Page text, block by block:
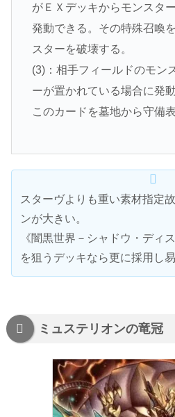
がＥＸデッキからモンスタ
発動できる。その特殊召喚
スターを破壊する。
(3)：相手フィールドのモン
ーが置かれている場合に発動
このカードを墓地から守備
スターヴよりも重い素材指定
ンが大きい。
《闇黒世界－シャドウ・ディ
を狙うデッキなら更に採用し易
ミュステリオンの竜冠